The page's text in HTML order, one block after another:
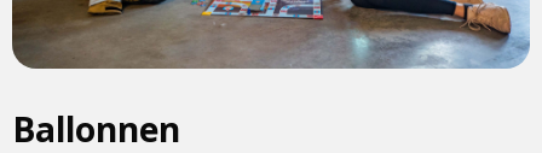
Ballonnen